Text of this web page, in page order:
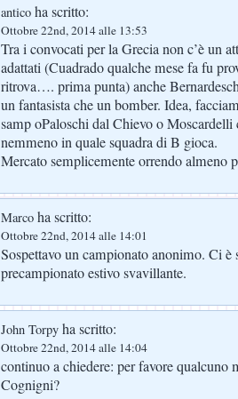
antico ha scritto:
Ottobre 22nd, 2014 alle 13:53
Tra i convocati per la Grecia non c’è un
adattati (Cuadrado qualche mese fa fu
ritrova…. prima punta) anche
un fantasista che un bomber. Idea,
samp oPaloschi dal Chievo o
nemmeno in quale squadra di B gioca.
Mercato semplicemente orrendo almeno
Marco ha scritto:
Ottobre 22nd, 2014 alle 14:01
Sospettavo un campionato anonimo. Ci è
precampionato estivo svavillante.
John Torpy ha scritto:
Ottobre 22nd, 2014 alle 14:04
continuo a chiedere: per favore qualcuno
Cognigni?